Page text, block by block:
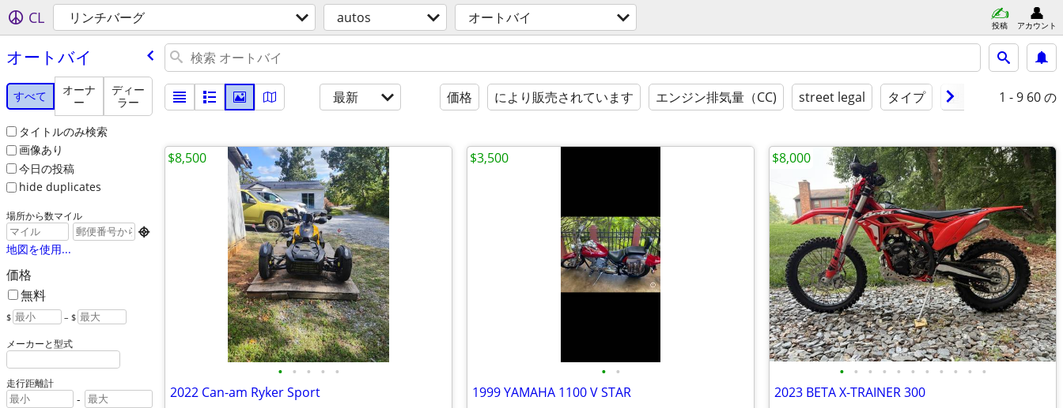
CL リンチバーグ autos オートバイ 投稿 アカウント
オートバイ
すべて
オーナ
ー
ディー
ラー
タイトルのみ検索
画像あり
今日の投稿
hide duplicates
場所から数マイル

地図を使用...
価格
無料
$ – $
メーカーと型式
走行距離計
-
最新 価格 により販売されています エンジン排気量（CC) street legal タイプ 型式年度 状態
1 - 9 60 の
• • • • •
2022 Can-am Ryker Sport
$8,500
• •
1999 YAMAHA 1100 V STAR
$3,500
• • • • • • • • • • •
2023 BETA X-TRAINER 300
$8,000